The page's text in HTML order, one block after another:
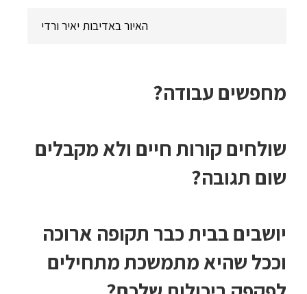
האיור באדיבות יאיר ורדי
מחפשים עבודה?
שולחים קורות חיים ולא מקבלים
שום תגובה?
יושבים בבית כבר תקופה ארוכה
וככל שהיא מתמשכת מתחילים